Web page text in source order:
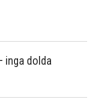
inga dolda